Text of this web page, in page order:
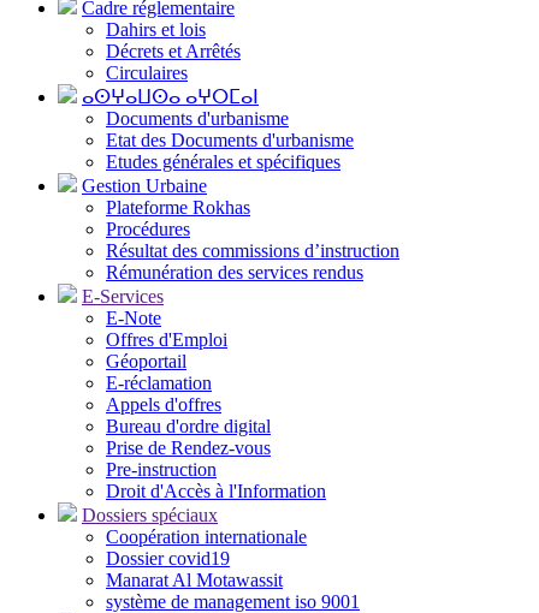
Cadre réglementaire
Dahirs et lois
Décrets et Arrêtés
Circulaires
ⴰⵙⵖⴰⵡⵙⴰ ⴰⵖⵔⵎⴰⵏ
Documents d'urbanisme
Etat des Documents d'urbanisme
Etudes générales et spécifiques
Gestion Urbaine
Plateforme Rokhas
Procédures
Résultat des commissions d’instruction
Rémunération des services rendus
E-Services
E-Note
Offres d'Emploi
Géoportail
E-réclamation
Appels d'offres
Bureau d'ordre digital
Prise de Rendez-vous
Pre-instruction
Droit d'Accès à l'Information
Dossiers spéciaux
Coopération internationale
Dossier covid19
Manarat Al Motawassit
système de management iso 9001